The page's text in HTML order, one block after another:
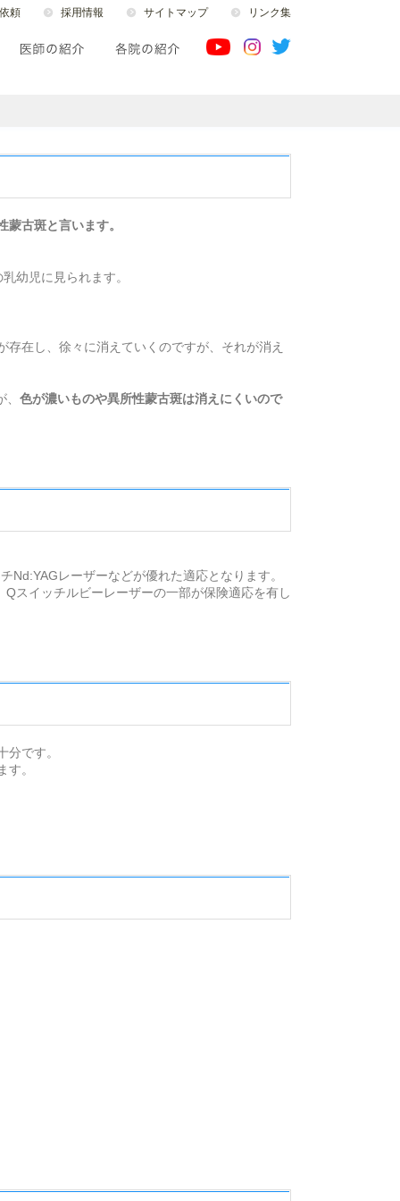
頼 採用情報 サイトマップ リンク集
古斑と言います。
幼児に見られます。
在し、徐々に消えていくのですが、それが消え
色が濃いものや異所性蒙古斑は消えにくいので
レーザーなどが優れた適応となります。
スイッチルビーレーザーの一部が保険適応を有し
です。
。